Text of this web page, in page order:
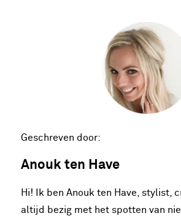
Geschreven door:
Anouk ten Have
Hi! Ik ben Anouk ten Have, stylist,
altijd bezig met het spotten van